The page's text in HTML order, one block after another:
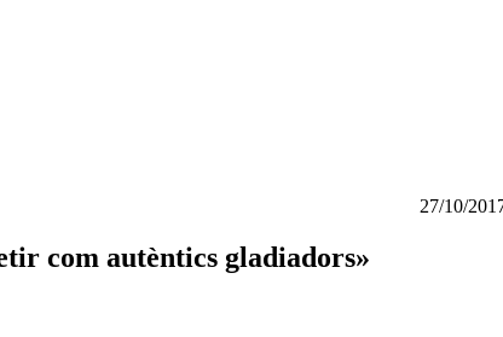
27/10/
com autèntics gladiadors»